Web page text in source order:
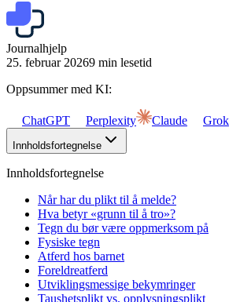
Journalhjelp
25. februar 20269 min lesetid
Oppsummer med KI:
ChatGPT Perplexity Claude Grok
Innholdsfortegnelse
Innholdsfortegnelse
Når har du plikt til å melde?
Hva betyr «grunn til å tro»?
Tegn du bør være oppmerksom på
Fysiske tegn
Atferd hos barnet
Foreldreatferd
Utviklingsmessige bekymringer
Taushetsplikt vs. opplysningsplikt